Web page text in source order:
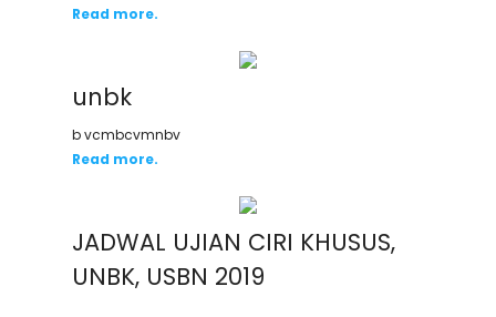
Read more.
unbk
b vcmbcvmnbv
Read more.
JADWAL UJIAN CIRI KHUSUS,
UNBK, USBN 2019